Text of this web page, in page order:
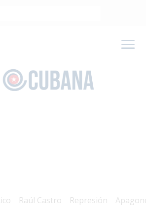
Raúl Castro Represión Apagones